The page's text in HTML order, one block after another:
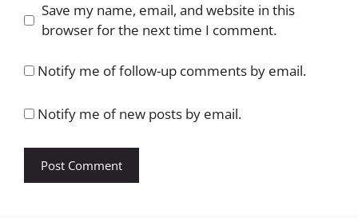
Save my name, email, and website in this
browser for the next time I comment.
Notify me of follow-up comments by email.
Notify me of new posts by email.